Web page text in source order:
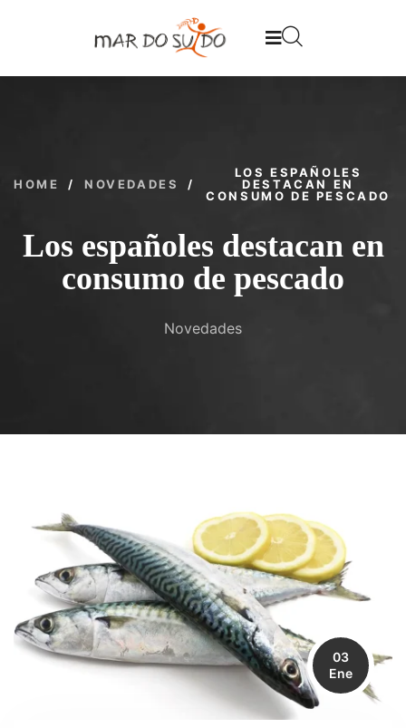
HOME / NOVEDADES /
LOS ESPAÑOLES
DESTACAN EN
CONSUMO DE PESCADO
Los españoles destacan en
consumo de pescado
Novedades
03
Ene